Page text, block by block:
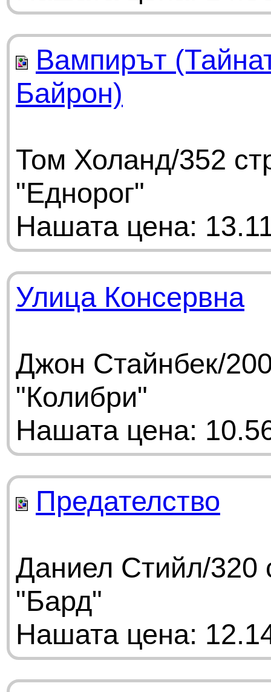
Вампирът
Байрон)
Том Холанд/352
"Еднорог"
Нашата цена:
Улица Консервна
Джон Стайнбек/
"Колибри"
Нашата цена:
Предателство
Даниел Стийл/320
"Бард"
Нашата цена: